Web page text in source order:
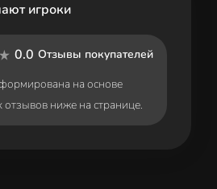
игроки
0.0 Отзывы покупателей
на основе
отзывов ниже на странице.